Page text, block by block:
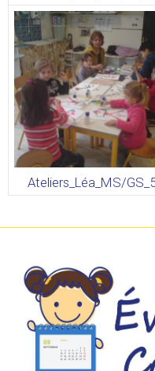
Ateliers_Léa_MS/